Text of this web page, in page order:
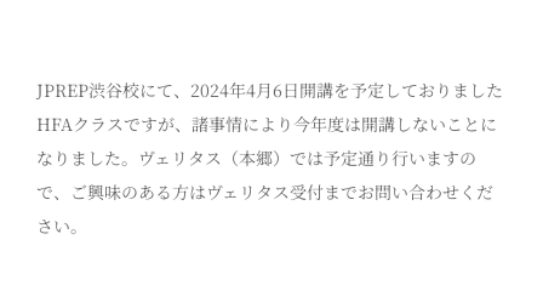
JPREP渋谷校にて、2024年4月6日開講を予定しておりました
HFAクラスですが、諸事情により今年度は開講しないことに
なりました。ヴェリタス（本郷）では予定通り行いますの
で、ご興味のある方はヴェリタス受付までお問い合わせくだ
さい。